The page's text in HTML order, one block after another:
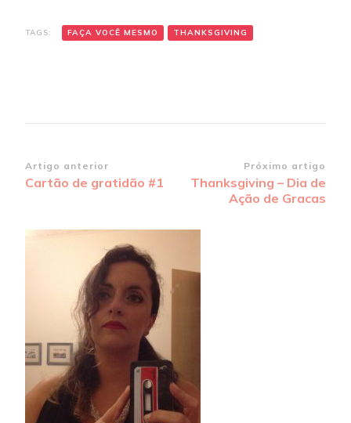
TAGS: FAÇA VOCÊ MESMO THANKSGIVING
Navegação
de
Artigo anterior
Cartão de gratidão #1
Próximo artigo
Thanksgiving – Dia de
Ação de Gracas